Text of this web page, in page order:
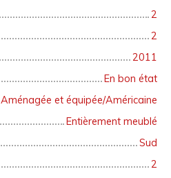
2
2
2011
En bon état
Aménagée et équipée/Américaine
Entièrement meublé
Sud
2